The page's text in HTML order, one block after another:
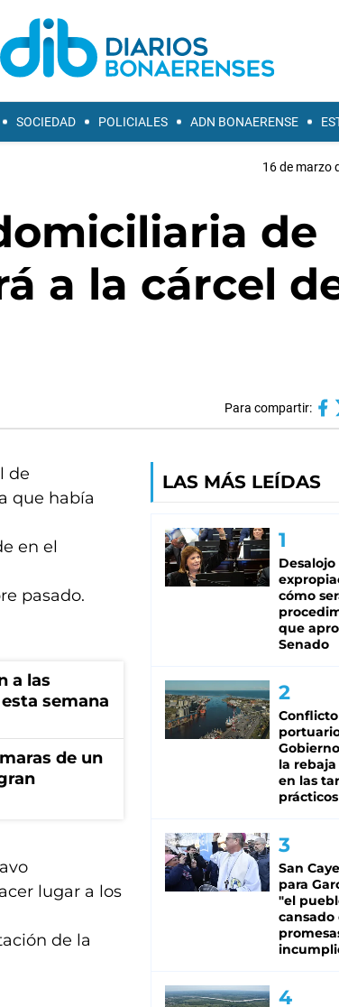
SOCIEDAD POLICIALES ADN BONAERENSE
16 de marzo
de
a la cárcel
Para compartir:
de
que había
en el
pasado.
a las
semana
de un
lugar a los
de la
LAS MÁS LEÍDAS
cómo
que
Senado
Conflicto
la rebaja
en las
prácticos
San
para
"el
cansado